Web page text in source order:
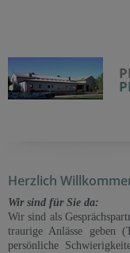
Herzlich
Wir sind für Sie da:
Wir sind als
traurige Anlässe geben
persönliche